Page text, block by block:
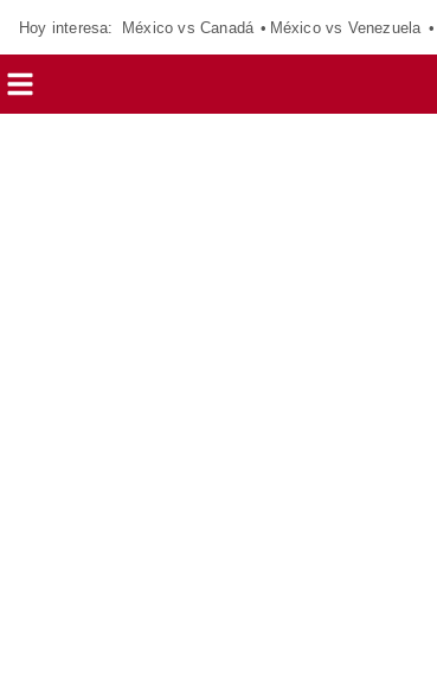
Hoy interesa: México vs Canadá México vs Venezuela